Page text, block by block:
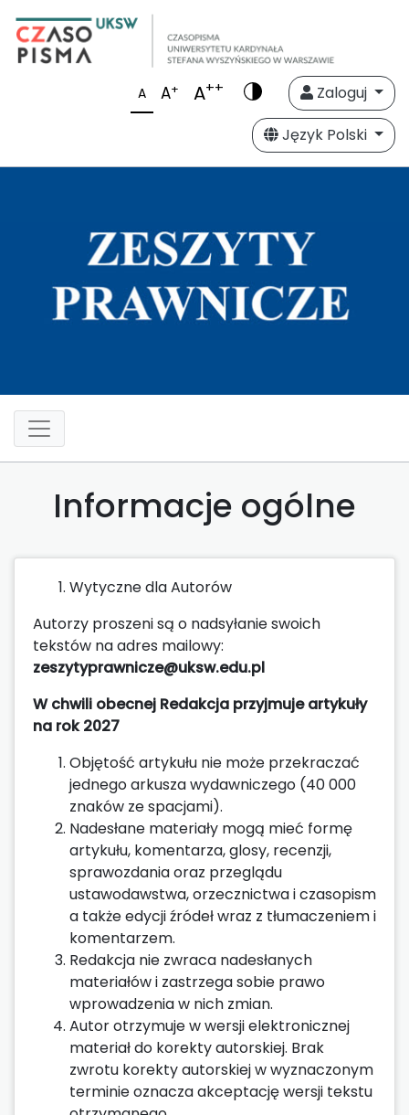
A A+ A++
Zaloguj
Język Polski
Informacje ogólne
Wytyczne dla Autorów
Autorzy proszeni są o nadsyłanie swoich
tekstów na adres mailowy:
zeszytyprawnicze@uksw.edu.pl
W chwili obecnej Redakcja przyjmuje artykuły
na rok 2027
Objętość artykułu nie może przekraczać
jednego arkusza wydawniczego (40 000
znaków ze spacjami).
Nadesłane materiały mogą mieć formę
artykułu, komentarza, glosy, recenzji,
sprawozdania oraz przeglądu
ustawodawstwa, orzecznictwa i czasopism
a także edycji źródeł wraz z tłumaczeniem i
komentarzem.
Redakcja nie zwraca nadesłanych
materiałów i zastrzega sobie prawo
wprowadzenia w nich zmian.
Autor otrzymuje w wersji elektronicznej
materiał do korekty autorskiej. Brak
zwrotu korekty autorskiej w wyznaczonym
terminie oznacza akceptację wersji tekstu